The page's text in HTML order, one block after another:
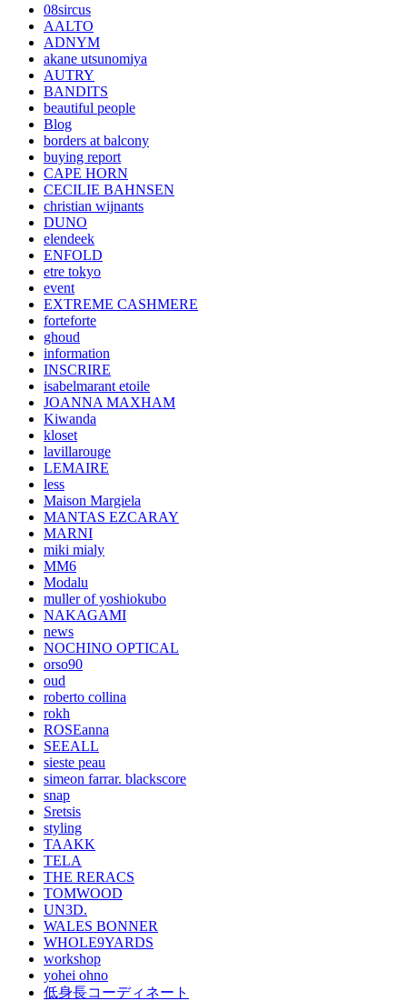
08sircus
AALTO
ADNYM
akane utsunomiya
AUTRY
BANDITS
beautiful people
Blog
borders at balcony
buying report
CAPE HORN
CECILIE BAHNSEN
christian wijnants
DUNO
elendeek
ENFOLD
etre tokyo
event
EXTREME CASHMERE
forteforte
ghoud
information
INSCRIRE
isabelmarant etoile
JOANNA MAXHAM
Kiwanda
kloset
lavillarouge
LEMAIRE
less
Maison Margiela
MANTAS EZCARAY
MARNI
miki mialy
MM6
Modalu
muller of yoshiokubo
NAKAGAMI
news
NOCHINO OPTICAL
orso90
oud
roberto collina
rokh
ROSEanna
SEEALL
sieste peau
simeon farrar. blackscore
snap
Sretsis
styling
TAAKK
TELA
THE RERACS
TOMWOOD
UN3D.
WALES BONNER
WHOLE9YARDS
workshop
yohei ohno
低身長コーディネート